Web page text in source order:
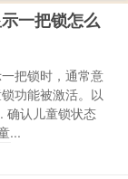
一把锁怎么
把锁时，通常意
功能被激活。以
确认儿童锁状态
...